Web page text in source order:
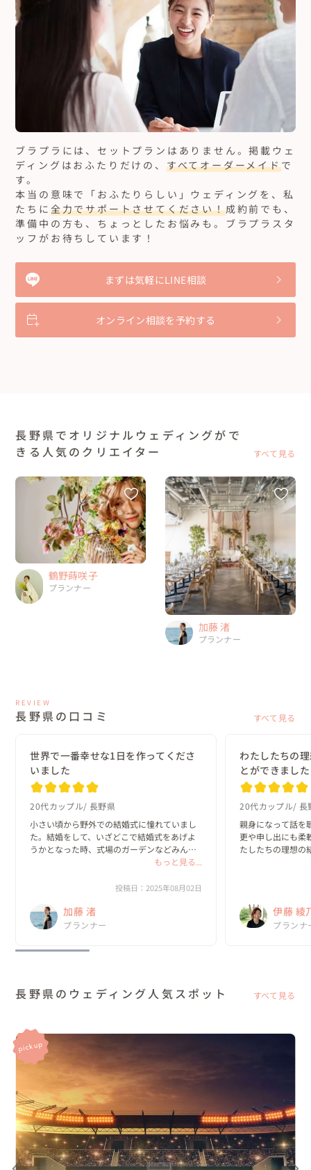
ブラプラには、セットプランはありません。掲載ウェ
ディングはおふたりだけの、 すべてオーダーメイドで
す。
本当の意味で「おふたりらしい」ウェディングを、私
たちに 全力でサポートさせてください！成約前でも、
準備中の方も、ちょっとしたお悩みも。ブラプラスタ
ッフがお待ちしています！
まずは気軽にLINE相談
オンライン相談を予約する
長野県でオリジナルウェディングがで
きる人気のクリエイター
すべて見る
鶴野蒔咲子
プランナー
加藤 渚
プランナー
REVIEW
長野県の口コミ すべて見る
世界で一番幸せな1日を作ってくださ
いました
20代カップル 長野県
小さい頃から野外での結婚式に憧れていまし
た。結婚をして、いざどこで結婚式をあげよ
うかとなった時、式場のガーデンなどみんな
と同じは惹かれないし、自由度も限られてい
所である、湖のキャンプ場や公園などを候補
もっと見る...
投稿日：2025年08月02日
加藤 渚
プランナー
わたしたちの
とができまし
20代カップル 長
親身になって話を
更や申し出にも柔
たしたちの理想の
感謝です(*´ω｀*)
ありがとうござい
伊藤 綾
No.1！
プランナ
長野県のウェディング人気スポット すべて見る